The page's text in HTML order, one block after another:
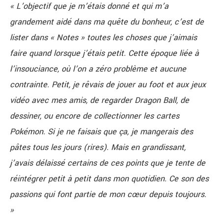
« L’objectif que je m’étais donné et qui m’a
grandement aidé dans ma quête du bonheur, c’est de
lister dans « Notes » toutes les choses que j’aimais
faire quand lorsque j’étais petit. Cette époque liée à
l’insouciance, où l’on a zéro problème et aucune
contrainte. Petit, je rêvais de jouer au foot et aux jeux
vidéo avec mes amis, de regarder Dragon Ball, de
dessiner, ou encore de collectionner les cartes
Pokémon. Si je ne faisais que ça, je mangerais des
pâtes tous les jours (rires). Mais en grandissant,
j’avais délaissé certains de ces points que je tente de
réintégrer petit à petit dans mon quotidien. Ce son des
passions qui font partie de mon cœur depuis toujours.
»